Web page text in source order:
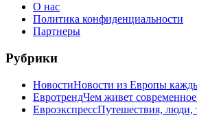
О нас
Политика конфиденциальности
Партнеры
Рубрики
НовостиНовости из Европы
ЕвротрендЧем живет
ЕвроэкспрессПутешествия, люди,